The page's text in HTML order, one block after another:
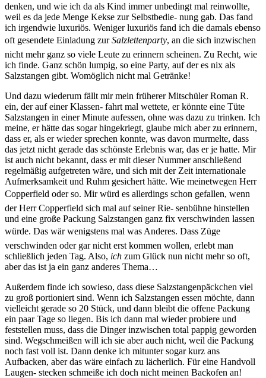
denken, und wie ich da als Kind immer unbedingt mal reinwollte,
weil es da jede Menge Kekse zur Selbstbedie- nung gab. Das fand
ich irgendwie luxuriös. Weniger luxuriös fand ich die damals ebenso
oft gesendete Einladung zurSalzlettenparty, an die sich inzwischen
nicht mehr ganz so viele Leute zu erinnern scheinen. Zu Recht, wie
ich finde. Ganz schön lumpig, so eine Party, auf der es nix als
Salzstangen gibt. Womöglich nicht mal Getränke!
Und dazu wiederum fällt mir mein früherer Mitschüler Roman R.
ein, der auf einer Klassen- fahrt mal wettete, er könnte eine Tüte
Salzstangen in einer Minute aufessen, ohne was dazu zu trinken. Ich
meine, er hätte das sogar hingekriegt, glaube mich aber zu erinnern,
dass er, als er wieder sprechen konnte, was davon murmelte, dass
das jetzt nicht gerade das schönste Erlebnis war, das er je hatte. Mir
ist auch nicht bekannt, dass er mit dieser Nummer anschließend
regelmäßig aufgetreten wäre, und sich mit der Zeit internationale
Aufmerksamkeit und Ruhm gesichert hätte. Wie meinetwegen Herr
Copperfield oder so. Mir würd es allerdings schon gefallen, wenn
der Herr Copperfield sich mal auf seiner Rie- senbühne hinstellen
und eine große Packung Salzstangen ganz fix verschwinden lassen
würde. Das wär wenigstens mal was Anderes. Dass Züge
verschwinden oder gar nicht erst kommen wollen, erlebt man
schließlich jeden Tag. Also, ich zum Glück nun nicht mehr so oft,
aber das ist ja ein ganz anderes Thema…
Außerdem finde ich sowieso, dass diese Salzstangenpäckchen viel
zu groß portioniert sind. Wenn ich Salzstangen essen möchte, dann
vielleicht gerade so 20 Stück, und dann bleibt die offene Packung
ein paar Tage so liegen. Bis ich dann mal wieder probiere und
feststellen muss, dass die Dinger inzwischen total pappig geworden
sind. Wegschmeißen will ich sie aber auch nicht, weil die Packung
noch fast voll ist. Dann denke ich mitunter sogar kurz ans
Aufbacken, aber das wäre einfach zu lächerlich. Für eine Handvoll
Laugen- stecken schmeiße ich doch nicht meinen Backofen an!